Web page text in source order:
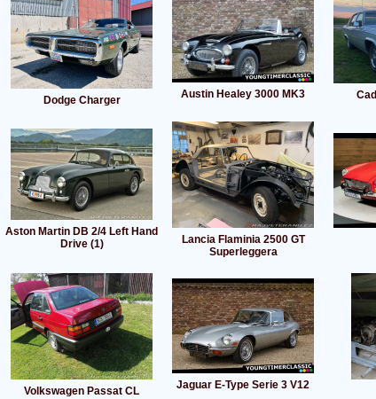
Dodge Charger Austin Healey 3000 MK3
Aston Martin DB 2/4 Left Hand
Drive (1)
Lancia Flaminia 2500 GT
Superleggera
Volkswagen Passat CL Jaguar E-Type Serie 3 V12